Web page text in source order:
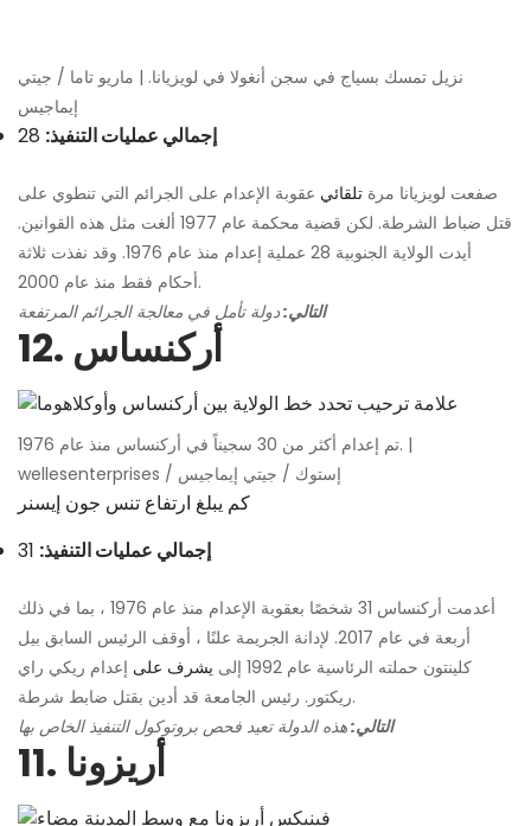
نزيل تمسك بسياج في سجن أنغولا في لويزيانا. | ماريو تاما / جيتي
إيماجيس
إجمالي عمليات التنفيذ:
صفعت لويزيانا مرة تلقائي عقوبة الإعدام على الجرائم التي تنطوي على
قتل ضباط الشرطة. لكن قضية محكمة عام 1977 ألغت مثل هذه القوانين.
أيدت الولاية الجنوبية 28 عملية إعدام منذ عام 1976. وقد نفذت ثلاثة
أحكام فقط منذ عام 2000.
التالي:دولة تأمل في معالجة الجرائم المرتفعة
12. أركنساس
تم إعدام أكثر من 30 سجيناً في أركنساس منذ عام 1976. |
wellesenterprises / إستوك / جيتي إيماجيس
كم يبلغ ارتفاع تنس جون إيسنر
إجمالي عمليات التنفيذ:
أعدمت أركنساس 31 شخصًا بعقوبة الإعدام منذ عام 1976 ، بما في ذلك
أربعة في عام 2017. لإدانة الجريمة علنًا ، أوقف الرئيس السابق بيل
كلينتون حملته الرئاسية عام 1992 إلى
يشرف على إعدام ريكي راي
ريكتور. رئيس الجامعة قد أدين بقتل ضابط شرطة.
التالي:هذه الدولة تعيد فحص بروتوكول التنفيذ الخاص بها
11. أريزونا